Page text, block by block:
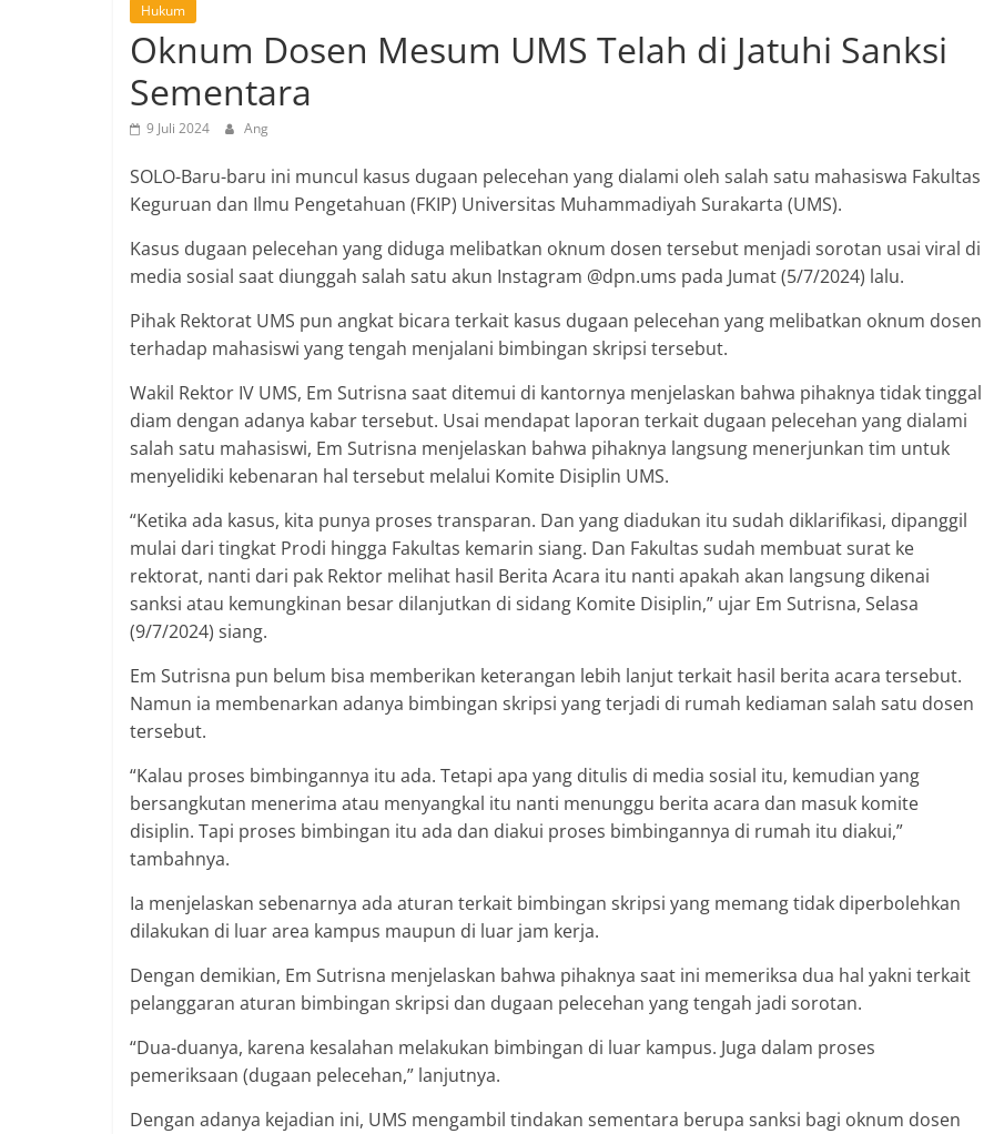
Hukum
Oknum Dosen Mesum UMS Telah di Jatuhi Sanksi
Sementara
9 Juli 2024 Ang
SOLO-Baru-baru ini muncul kasus dugaan pelecehan yang dialami oleh salah satu mahasiswa Fakultas
Keguruan dan Ilmu Pengetahuan (FKIP) Universitas Muhammadiyah Surakarta (UMS).
Kasus dugaan pelecehan yang diduga melibatkan oknum dosen tersebut menjadi sorotan usai viral di
media sosial saat diunggah salah satu akun Instagram @dpn.ums pada Jumat (5/7/2024) lalu.
Pihak Rektorat UMS pun angkat bicara terkait kasus dugaan pelecehan yang melibatkan oknum dosen
terhadap mahasiswi yang tengah menjalani bimbingan skripsi tersebut.
Wakil Rektor IV UMS, Em Sutrisna saat ditemui di kantornya menjelaskan bahwa pihaknya tidak tinggal
diam dengan adanya kabar tersebut. Usai mendapat laporan terkait dugaan pelecehan yang dialami
salah satu mahasiswi, Em Sutrisna menjelaskan bahwa pihaknya langsung menerjunkan tim untuk
menyelidiki kebenaran hal tersebut melalui Komite Disiplin UMS.
“Ketika ada kasus, kita punya proses transparan. Dan yang diadukan itu sudah diklarifikasi, dipanggil
mulai dari tingkat Prodi hingga Fakultas kemarin siang. Dan Fakultas sudah membuat surat ke
rektorat, nanti dari pak Rektor melihat hasil Berita Acara itu nanti apakah akan langsung dikenai
sanksi atau kemungkinan besar dilanjutkan di sidang Komite Disiplin,” ujar Em Sutrisna, Selasa
(9/7/2024) siang.
Em Sutrisna pun belum bisa memberikan keterangan lebih lanjut terkait hasil berita acara tersebut.
Namun ia membenarkan adanya bimbingan skripsi yang terjadi di rumah kediaman salah satu dosen
tersebut.
“Kalau proses bimbingannya itu ada. Tetapi apa yang ditulis di media sosial itu, kemudian yang
bersangkutan menerima atau menyangkal itu nanti menunggu berita acara dan masuk komite
disiplin. Tapi proses bimbingan itu ada dan diakui proses bimbingannya di rumah itu diakui,”
tambahnya.
Ia menjelaskan sebenarnya ada aturan terkait bimbingan skripsi yang memang tidak diperbolehkan
dilakukan di luar area kampus maupun di luar jam kerja.
Dengan demikian, Em Sutrisna menjelaskan bahwa pihaknya saat ini memeriksa dua hal yakni terkait
pelanggaran aturan bimbingan skripsi dan dugaan pelecehan yang tengah jadi sorotan.
“Dua-duanya, karena kesalahan melakukan bimbingan di luar kampus. Juga dalam proses
pemeriksaan (dugaan pelecehan,” lanjutnya.
Dengan adanya kejadian ini, UMS mengambil tindakan sementara berupa sanksi bagi oknum dosen